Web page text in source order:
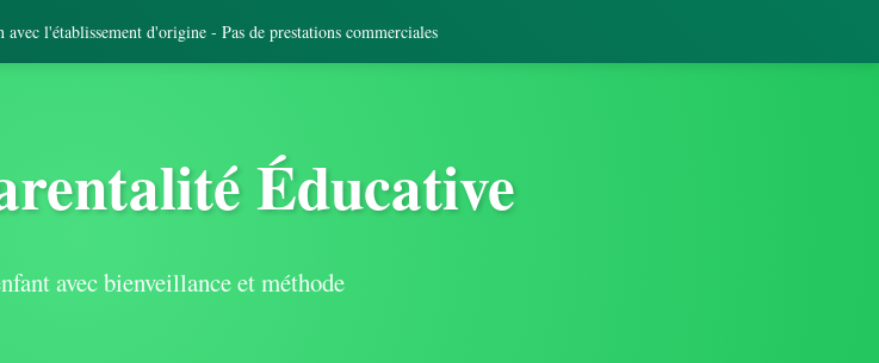
l'établissement d'origine - Pas de prestations commerciales
Éducative
avec bienveillance et méthode